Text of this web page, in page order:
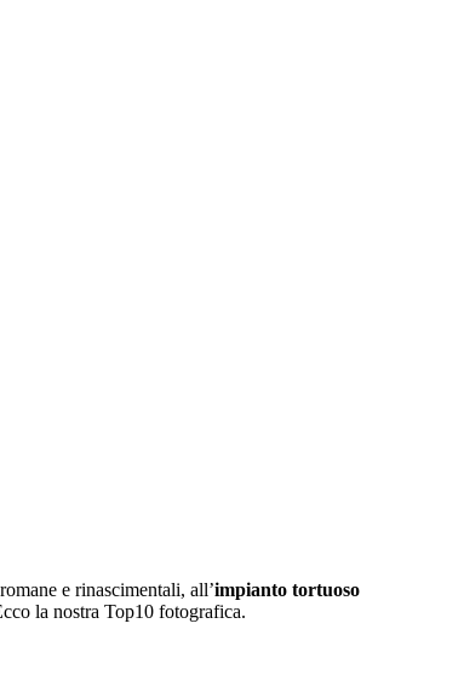
e rinascimentali, all’impianto tortuoso
la nostra Top10 fotografica.